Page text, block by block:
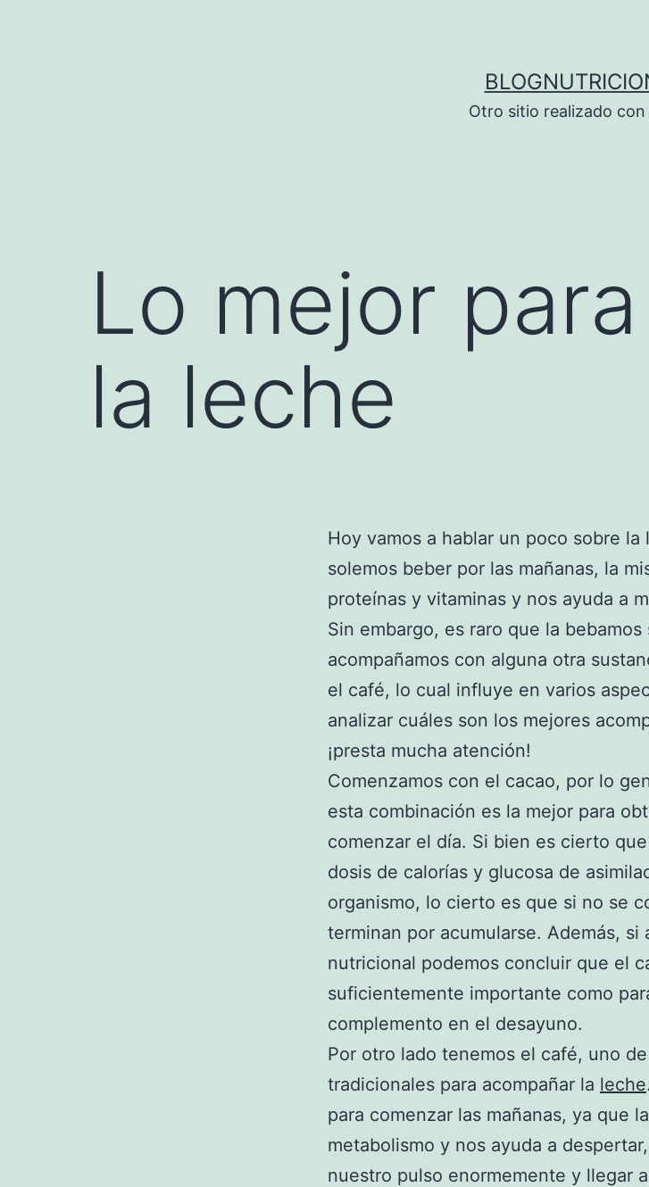
Otro sitio realizado con
Lo mejor
la leche
Hoy vamos a hablar un poco sobre
solemos beber por las mañanas, la
proteínas y vitaminas y nos ayuda a
Sin embargo, es raro que la bebamos
acompañamos con alguna otra
el café, lo cual influye en varios
analizar cuáles son los mejores
¡presta mucha atención!
Comenzamos con el cacao, por lo
esta combinación es la mejor para
comenzar el día. Si bien es cierto
dosis de calorías y glucosa de
organismo, lo cierto es que si no se
terminan por acumularse. Además, si
nutricional podemos concluir que el
suficientemente importante como
complemento en el desayuno.
Por otro lado tenemos el café, uno
tradicionales para acompañar la leche
para comenzar las mañanas, ya que
metabolismo y nos ayuda a
nuestro pulso enormemente y llegar